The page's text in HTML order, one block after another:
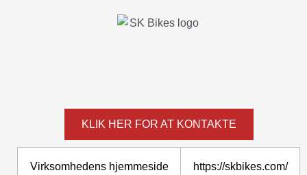
KLIK HER FOR AT KONTAKTE
Virksomhedens hjemmeside https://skbikes.com/